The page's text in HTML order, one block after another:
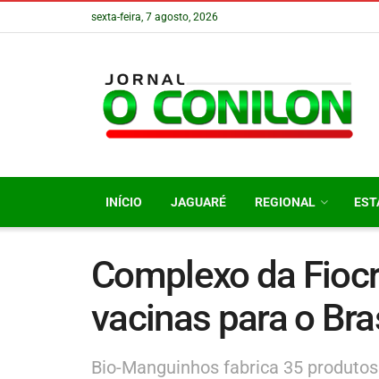
sexta-feira, 7 agosto, 2026
INÍCIO JAGUARÉ REGIONAL
Complexo da
vacinas para o
Bio-Manguinhos fabrica 35